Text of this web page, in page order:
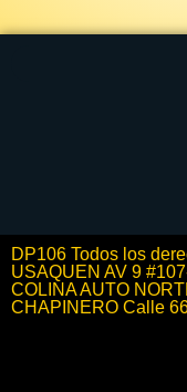
DP106 Todos los
USAQUEN AV 9
COLINA AUTO
CHAPINERO Calle